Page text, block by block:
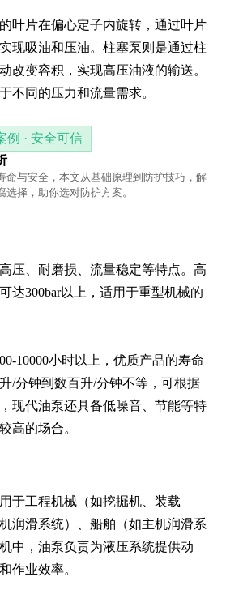
叶片在偏心定子内旋转，通过叶片
现吸油和压油。柱塞泵则是通过柱
改变容积，实现高压油液的输送。
不同的压力和流量需求。
例 · 安全可信
命与安全，本文从基础原理到防护技巧，解
择，助你选对防护方案。
压、耐磨损、流量稳定等特点。高
达300bar以上，适用于重型机械的
10000小时以上，优质产品的寿命
/分钟到数百升/分钟不等，可根据
现代油泵还具备低噪音、节能等特
高的场合。
于工程机械（如挖掘机、装载
润滑系统）、船舶（如主机润滑系
中，油泵负责为液压系统提供动
作业效率。